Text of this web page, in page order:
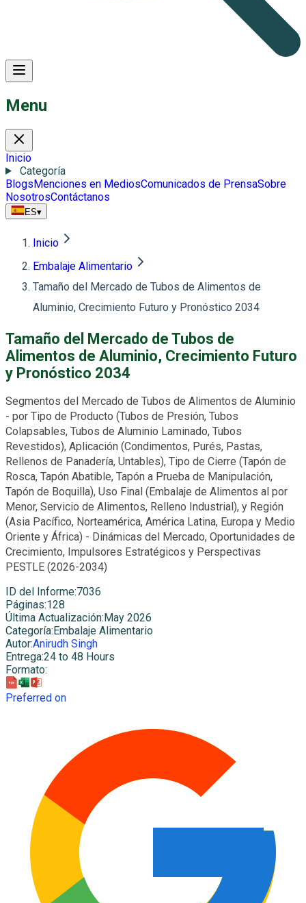
Menu
Inicio
Categoría
BlogsMenciones en MediosComunicados de PrensaSobre
NosotrosContáctanos
ES▾
Inicio
Embalaje Alimentario
Tamaño del Mercado de Tubos de Alimentos de
Aluminio, Crecimiento Futuro y Pronóstico 2034
Tamaño del Mercado de Tubos de
Alimentos de Aluminio, Crecimiento Futuro
y Pronóstico 2034
Segmentos del Mercado de Tubos de Alimentos de Aluminio
- por Tipo de Producto (Tubos de Presión, Tubos
Colapsables, Tubos de Aluminio Laminado, Tubos
Revestidos), Aplicación (Condimentos, Purés, Pastas,
Rellenos de Panadería, Untables), Tipo de Cierre (Tapón de
Rosca, Tapón Abatible, Tapón a Prueba de Manipulación,
Tapón de Boquilla), Uso Final (Embalaje de Alimentos al por
Menor, Servicio de Alimentos, Relleno Industrial), y Región
(Asia Pacífico, Norteamérica, América Latina, Europa y Medio
Oriente y África) - Dinámicas del Mercado, Oportunidades de
Crecimiento, Impulsores Estratégicos y Perspectivas
PESTLE (2026-2034)
ID del Informe:7036
Páginas:128
Última Actualización: May 2026
Categoría: Embalaje Alimentario
Autor:Anirudh Singh
Entrega:24 to 48 Hours
Formato:
Preferred on